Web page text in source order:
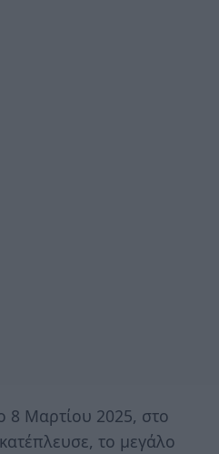
8 Μαρτίου 2025, στο
κατέπλευσε, το μεγάλο